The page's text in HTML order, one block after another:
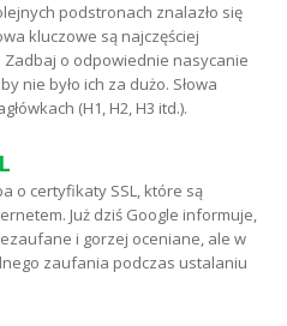
podstronach znalazło się
kluczowe są najczęściej
o odpowiednie nasycanie
nie było ich za dużo. Słowa
(H1, H2, H3 itd.).
o certyfikaty SSL, które są
Już dziś Google informuje,
i gorzej oceniane, ale w
zaufania podczas ustalaniu